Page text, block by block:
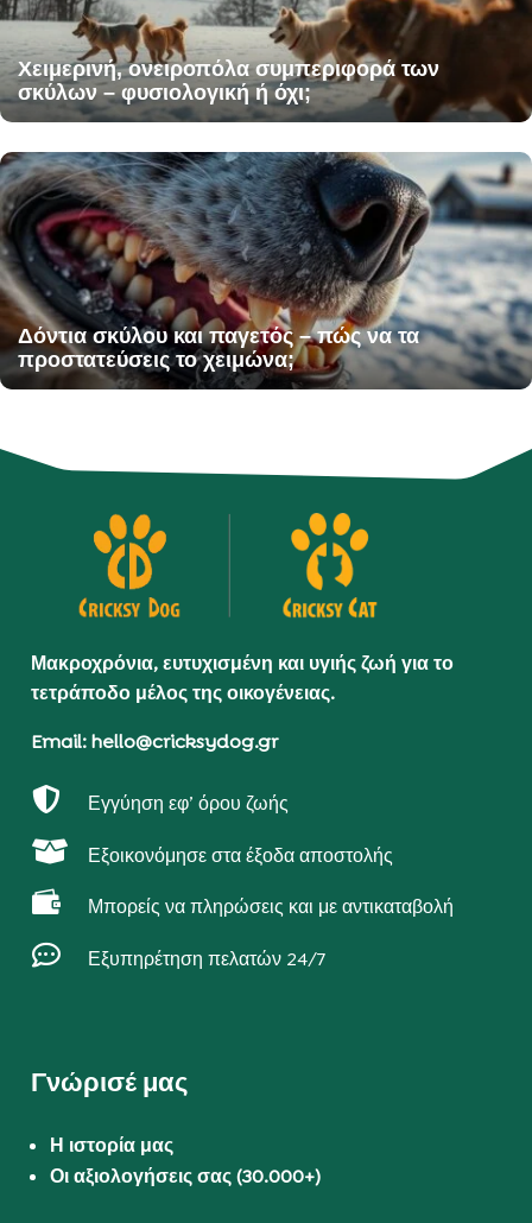
Χειμερινή, ονειροπόλα συμπεριφορά των
σκύλων – φυσιολογική ή όχι;
Δόντια σκύλου και παγετός – πώς να τα
προστατεύσεις το χειμώνα;
Μακροχρόνια, ευτυχισμένη και υγιής ζωή για το
τετράποδο μέλος της οικογένειας.
Email: hello@cricksydog.gr
 Εγγύηση εφ’ όρου ζωής
 Εξοικονόμησε στα έξοδα αποστολής
 Μπορείς να πληρώσεις και με αντικαταβολή
 Εξυπηρέτηση πελατών 24/7
Γνώρισέ μας
Η ιστορία μας
Οι αξιολογήσεις σας (30.000+)